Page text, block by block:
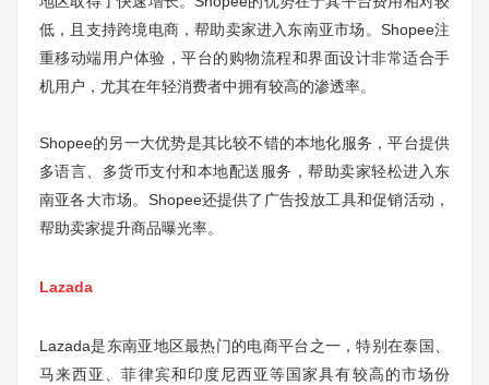
低，且支持跨境电商，帮助卖家进入东南亚市场。Shopee注
重移动端用户体验，平台的购物流程和界面设计非常适合手
机用户，尤其在年轻消费者中拥有较高的渗透率。
Shopee的另一大优势是其比较不错的本地化服务，平台提供
多语言、多货币支付和本地配送服务，帮助卖家轻松进入东
南亚各大市场。Shopee还提供了广告投放工具和促销活动，
帮助卖家提升商品曝光率。
Lazada
Lazada是东南亚地区最热门的电商平台之一，特别在泰国、
马来西亚、菲律宾和印度尼西亚等国家具有较高的市场份